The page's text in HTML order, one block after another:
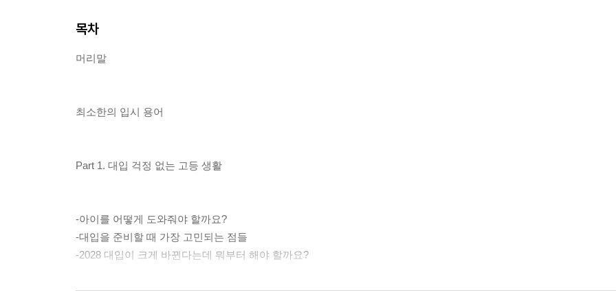
목차
머리말
최소한의 입시 용어
Part 1. 대입 걱정 없는 고등 생활
-아이를 어떻게 도와줘야 할까요?
-대입을 준비할 때 가장 고민되는 점들
-2028 대입이 크게 바뀐다는데 뭐부터 해야 할까요?